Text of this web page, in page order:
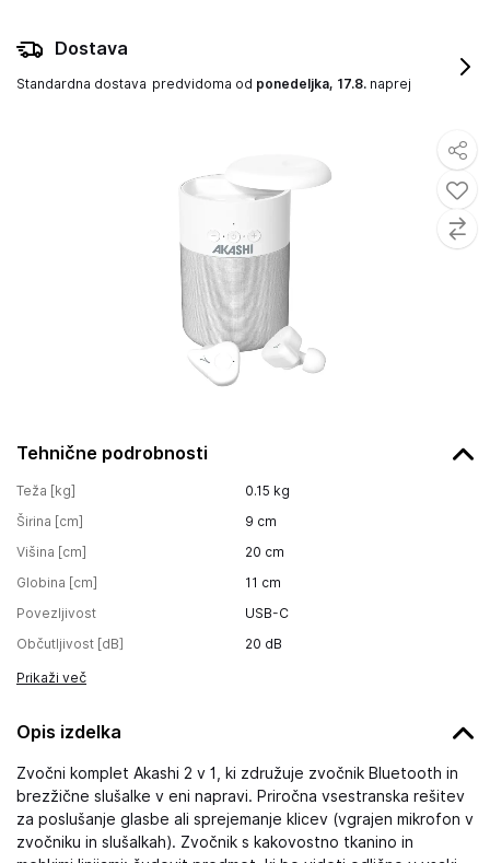
Tehnične podrobnosti
Teža [kg] 0.15 kg
Širina [cm]
9 cm
Višina [cm]
20 cm
Globina [cm]
11 cm
Povezljivost
USB-C
Občutljivost [dB]
20 dB
Prikaži več
Opis izdelka
Zvočni komplet Akashi 2 v 1, ki združuje zvočnik Bluetooth in
brezžične slušalke v eni napravi. Priročna vsestranska rešitev
za poslušanje glasbe ali sprejemanje klicev (vgrajen mikrofon v
zvočniku in slušalkah). Zvočnik s kakovostno tkanino in
Dostava
Standardna dostava predvidoma od ponedeljka, 17.8. naprej